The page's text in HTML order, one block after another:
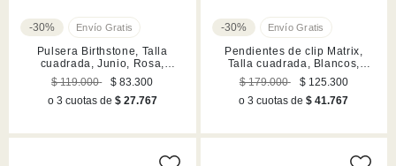
-30%
Pulsera Birthstone, Talla
cuadrada, Junio, Rosa,
Acabado en rodio
$ 119.000
$ 83.300
o 3 cuotas de $ 27.767
-30%
Pendientes de clip Matrix,
Talla cuadrada, Blancos,
Acabado en rodio
$ 179.000
$ 125.300
o 3 cuotas de$ 41.767